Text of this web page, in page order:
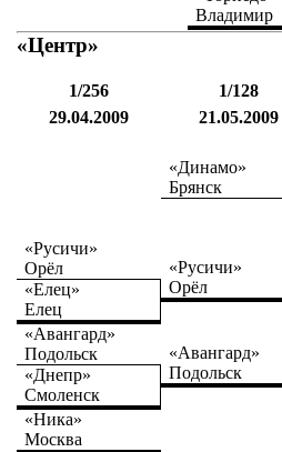
Владимир
«Центр»
1/256 1/128
29.04.2009
21.05.2009
«Динамо»
Брянск
«Русичи»
Орёл
«Русичи»
Орёл
«Елец»
Елец
«Авангард»
Подольск
«Авангард»
Подольск
«Днепр»
Смоленск
«Ника»
Москва